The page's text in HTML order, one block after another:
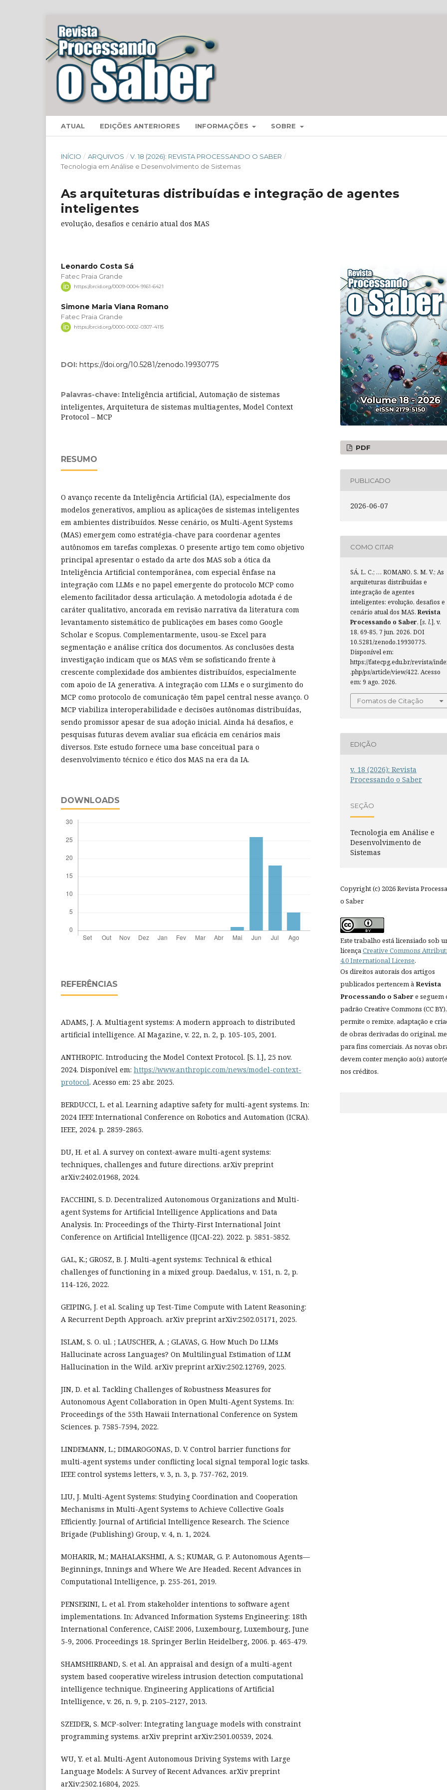
ATUAL EDIÇÕES ANTERIORES INFORMAÇÕES SOBRE
INÍCIO / ARQUIVOS / V. 18 (2026): REVISTA PROCESSANDO O SABER /
Tecnologia em Análise e Desenvolvimento de Sistemas
As arquiteturas distribuídas e integração de agentes
inteligentes
evolução, desafios e cenário atual dos MAS
Leonardo Costa Sá
Fatec Praia Grande
https://orcid.org/0009-0004-9161-6421
Simone Maria Viana Romano
Fatec Praia Grande
https://orcid.org/0000-0002-0307-4115
DOI: https://doi.org/10.5281/zenodo.19930775
Palavras-chave: Inteligência artificial, Automação de sistemas
inteligentes, Arquitetura de sistemas multiagentes, Model Context
Protocol – MCP
RESUMO
O avanço recente da Inteligência Artificial (IA), especialmente dos
modelos generativos, ampliou as aplicações de sistemas inteligentes
em ambientes distribuídos. Nesse cenário, os Multi-Agent Systems
(MAS) emergem como estratégia-chave para coordenar agentes
autônomos em tarefas complexas. O presente artigo tem como objetivo
principal apresentar o estado da arte dos MAS sob a ótica da
Inteligência Artificial contemporânea, com especial ênfase na
integração com LLMs e no papel emergente do protocolo MCP como
elemento facilitador dessa articulação. A metodologia adotada é de
caráter qualitativo, ancorada em revisão narrativa da literatura com
levantamento sistemático de publicações em bases como Google
Scholar e Scopus. Complementarmente, usou-se Excel para
segmentação e análise crítica dos documentos. As conclusões desta
investigação indicam que os MAS vêm se sofisticando frente à
crescente complexidade dos ambientes distribuídos, especialmente
com apoio de IA generativa. A integração com LLMs e o surgimento do
MCP como protocolo de comunicação têm papel central nesse avanço. O
MCP viabiliza interoperabilidade e decisões autônomas distribuídas,
sendo promissor apesar de sua adoção inicial. Ainda há desafios, e
pesquisas futuras devem avaliar sua eficácia em cenários mais
diversos. Este estudo fornece uma base conceitual para o
desenvolvimento técnico e ético dos MAS na era da IA.
DOWNLOADS
REFERÊNCIAS
ADAMS, J. A. Multiagent systems: A modern approach to distributed
artificial intelligence. AI Magazine, v. 22, n. 2, p. 105-105, 2001.
ANTHROPIC. Introducing the Model Context Protocol. [S. l.], 25 nov.
2024. Disponível em: https://www.anthropic.com/news/model-context-
protocol. Acesso em: 25 abr. 2025.
BERDUCCI, L. et al. Learning adaptive safety for multi-agent systems. In:
2024 IEEE International Conference on Robotics and Automation (ICRA).
IEEE, 2024. p. 2859-2865.
DU, H. et al. A survey on context-aware multi-agent systems:
techniques, challenges and future directions. arXiv preprint
arXiv:2402.01968, 2024.
FACCHINI, S. D. Decentralized Autonomous Organizations and Multi-
agent Systems for Artificial Intelligence Applications and Data
Analysis. In: Proceedings of the Thirty-First International Joint
Conference on Artificial Intelligence (IJCAI-22). 2022. p. 5851-5852.
GAL, K.; GROSZ, B. J. Multi-agent systems: Technical & ethical
challenges of functioning in a mixed group. Daedalus, v. 151, n. 2, p.
114-126, 2022.
GEIPING, J. et al. Scaling up Test-Time Compute with Latent Reasoning:
A Recurrent Depth Approach. arXiv preprint arXiv:2502.05171, 2025.
ISLAM, S. O. ul. ; LAUSCHER, A. ; GLAVAS, G. How Much Do LLMs
Hallucinate across Languages? On Multilingual Estimation of LLM
Hallucination in the Wild. arXiv preprint arXiv:2502.12769, 2025.
JIN, D. et al. Tackling Challenges of Robustness Measures for
Autonomous Agent Collaboration in Open Multi-Agent Systems. In:
Proceedings of the 55th Hawaii International Conference on System
Sciences. p. 7585-7594, 2022.
LINDEMANN, L.; DIMAROGONAS, D. V. Control barrier functions for
multi-agent systems under conflicting local signal temporal logic tasks.
IEEE control systems letters, v. 3, n. 3, p. 757-762, 2019.
LIU, J. Multi-Agent Systems: Studying Coordination and Cooperation
Mechanisms in Multi-Agent Systems to Achieve Collective Goals
Efficiently. Journal of Artificial Intelligence Research. The Science
Brigade (Publishing) Group, v. 4, n. 1, 2024.
MOHARIR, M.; MAHALAKSHMI, A. S.; KUMAR, G. P. Autonomous Agents—
Beginnings, Innings and Where We Are Headed. Recent Advances in
Computational Intelligence, p. 255-261, 2019.
PENSERINI, L. et al. From stakeholder intentions to software agent
implementations. In: Advanced Information Systems Engineering: 18th
International Conference, CAiSE 2006, Luxembourg, Luxembourg, June
5-9, 2006. Proceedings 18. Springer Berlin Heidelberg, 2006. p. 465-479.
SHAMSHIRBAND, S. et al. An appraisal and design of a multi-agent
system based cooperative wireless intrusion detection computational
intelligence technique. Engineering Applications of Artificial
Intelligence, v. 26, n. 9, p. 2105–2127, 2013.
SZEIDER, S. MCP-solver: Integrating language models with constraint
programming systems. arXiv preprint arXiv:2501.00539, 2024.
WU, Y. et al. Multi-Agent Autonomous Driving Systems with Large
Language Models: A Survey of Recent Advances. arXiv preprint
arXiv:2502.16804, 2025.
PDF
PUBLICADO
2026-06-07
COMO CITAR
SÁ, L. C.; … ROMANO, S. M. V.; As
arquiteturas distribuídas e
integração de agentes
inteligentes: evolução, desafios e
cenário atual dos MAS. Revista
Processando o Saber, [s. l.], v.
18, 69-85, 7 jun. 2026. DOI
10.5281/zenodo.19930775.
Disponível em:
https://fatecpg.edu.br/revista/
.php/ps/article/view/422. Acesso
em: 9 ago. 2026.
Fomatos de Citação
EDIÇÃO
v. 18 (2026): Revista
Processando o Saber
SEÇÃO
Tecnologia em Análise e
Desenvolvimento de
Sistemas
Copyright (c) 2026 Revista
o Saber
Este trabalho está licensiado sob
licençaCreative Commons
4.0 International License.
Os direitos autorais dos artigos
publicados pertencem àRevista
Processando o Sabere seguem
padrão Creative Commons (CC
permite o remixe, adaptação e
de obras derivadas do original,
para fins comerciais. As novas
devem conter menção ao(s)
nos créditos.